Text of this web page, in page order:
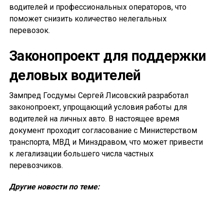
водителей и профессиональных операторов, что
поможет снизить количество нелегальных
перевозок.
Законопроект для поддержки
деловых водителей
Зампред Госдумы Сергей Лисовский разработал
законопроект, упрощающий условия работы для
водителей на личных авто. В настоящее время
документ проходит согласование с Министерством
транспорта, МВД и Минздравом, что может привести
к легализации большего числа частных
перевозчиков.
Другие новости по теме: